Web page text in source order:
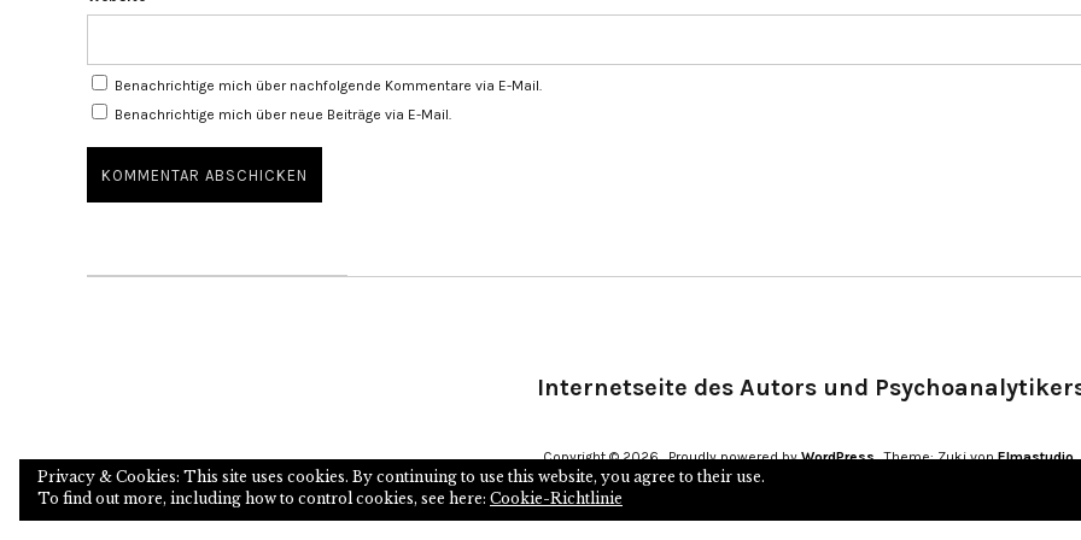
Benachrichtige mich über nachfolgende Kommentare via E-Mail.
Benachrichtige mich über neue Beiträge via E-Mail.
Internetseite des Autors und
Copyright © 2026 Proudly powered byWordPress Theme: Zuki vonElmastudio
Privacy & Cookies: This site uses cookies. By continuing to use this website, you agree to their use.
To find out more, including how to control cookies, see here: Cookie-Richtlinie